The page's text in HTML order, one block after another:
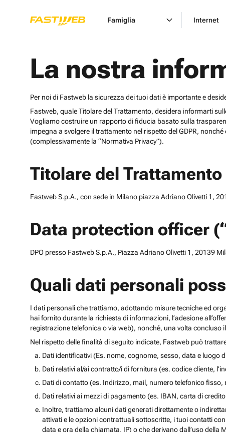
Famiglia Internet
La nostra
Per noi di Fastweb la sicurezza dei tuoi dati è importante e
Fastweb, quale Titolare del Trattamento, desidera informarti
Vogliamo costruire un rapporto di fiducia basato sulla
impegna a svolgere il trattamento nel rispetto del GDPR,
(complessivamente la “Normativa Privacy”).
Titolare del Trattamento
Fastweb S.p.A., con sede in Milano piazza Adriano Olivetti 1,
Data protection officer
DPO presso Fastweb S.p.A., Piazza Adriano Olivetti 1, 20139
Quali dati personali
I dati personali che trattiamo, adottando misure tecniche ed
hai fornito durante la richiesta di informazioni, l’adesione
registrazione telefonica o via web), nonché, una volta concluso
Nel rispetto delle finalità di seguito indicate, Fastweb può
Dati identificativi (Es. nome, cognome, sesso, data e luogo
Dati relativi al/ai contratto/i di fornitura (es. codice cliente,
Dati di contatto (es. Indirizzo, mail, numero telefonico fisso,
Dati relativi ai mezzi di pagamento (es. IBAN, carta di
Inoltre, trattiamo alcuni dati generati direttamente o
attivati e le opzioni contrattuali sottoscritte, i tuoi contatti
data e ora della chiamata, IP) o che derivano dall’uso della